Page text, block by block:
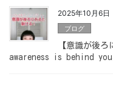
2025年10月6日
ブログ
【意識が後
awareness is behind